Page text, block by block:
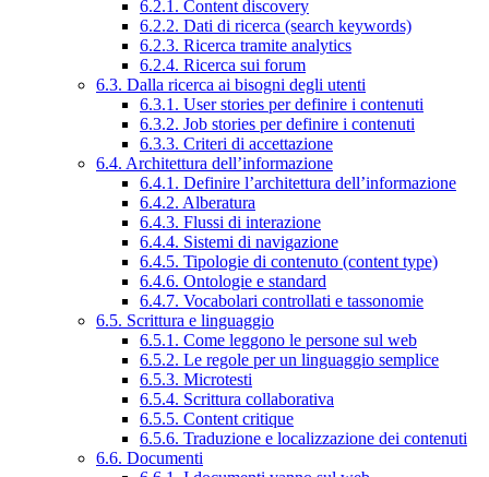
6.2.1. Content discovery
6.2.2. Dati di ricerca (search keywords)
6.2.3. Ricerca tramite analytics
6.2.4. Ricerca sui forum
6.3. Dalla ricerca ai bisogni degli utenti
6.3.1. User stories per definire i contenuti
6.3.2. Job stories per definire i contenuti
6.3.3. Criteri di accettazione
6.4. Architettura dell’informazione
6.4.1. Definire l’architettura dell’informazione
6.4.2. Alberatura
6.4.3. Flussi di interazione
6.4.4. Sistemi di navigazione
6.4.5. Tipologie di contenuto (content type)
6.4.6. Ontologie e standard
6.4.7. Vocabolari controllati e tassonomie
6.5. Scrittura e linguaggio
6.5.1. Come leggono le persone sul web
6.5.2. Le regole per un linguaggio semplice
6.5.3. Microtesti
6.5.4. Scrittura collaborativa
6.5.5. Content critique
6.5.6. Traduzione e localizzazione dei contenuti
6.6. Documenti